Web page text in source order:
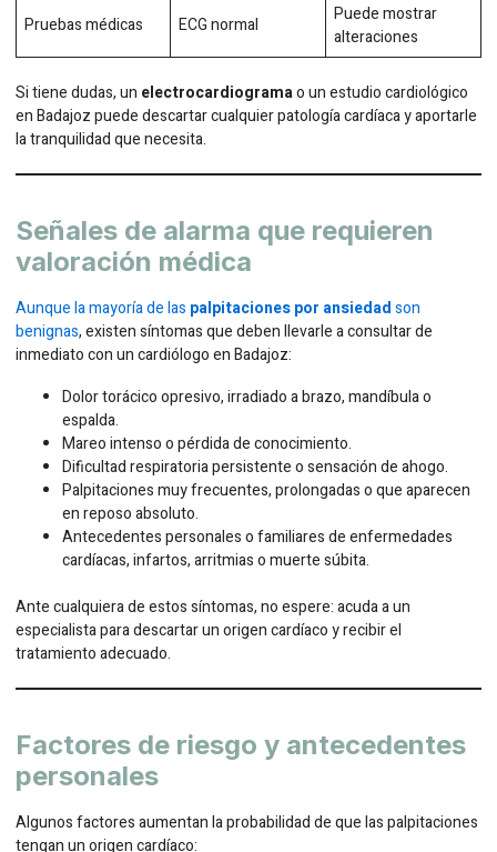
Pruebas médicas ECG normal
Puede mostrar
alteraciones
Si tiene dudas, un electrocardiogramao un estudio cardiológico
en Badajoz puede descartar cualquier patología cardíaca y aportarle
la tranquilidad que necesita.
Señales de alarma que requieren
valoración médica
Aunque la mayoría de las palpitaciones por ansiedadson
benignas, existen síntomas que deben llevarle a consultar de
inmediato con un cardiólogo en Badajoz:
Dolor torácico opresivo, irradiado a brazo, mandíbula o
espalda.
Mareo intenso o pérdida de conocimiento.
Dificultad respiratoria persistente o sensación de ahogo.
Palpitaciones muy frecuentes, prolongadas o que aparecen
en reposo absoluto.
Antecedentes personales o familiares de enfermedades
cardíacas, infartos, arritmias o muerte súbita.
Ante cualquiera de estos síntomas, no espere: acuda a un
especialista para descartar un origen cardíaco y recibir el
tratamiento adecuado.
Factores de riesgo y antecedentes
personales
Algunos factores aumentan la probabilidad de que las palpitaciones
tengan un origen cardíaco: